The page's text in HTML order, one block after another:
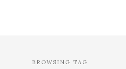
BROWSING TAG